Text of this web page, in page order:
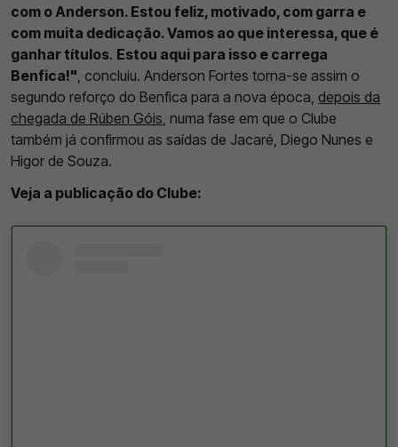
com o Anderson. Estou feliz, motivado, com garra e
com muita dedicação. Vamos ao que interessa, que é
ganhar títulos. Estou aqui para isso e carrega
Benfica!" , concluiu. Anderson Fortes torna-se assim o
segundo reforço do Benfica para a nova época, depois da
chegada de Rúben Góis , numa fase em que o Clube
também já confirmou as saídas de Jacaré, Diego Nunes e
Higor de Souza.
Veja a publicação do Clube: